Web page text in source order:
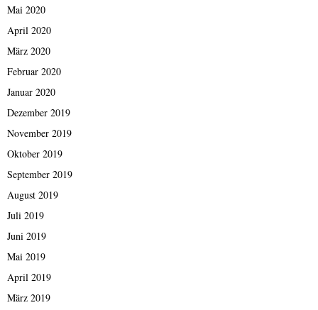
Mai 2020
April 2020
März 2020
Februar 2020
Januar 2020
Dezember 2019
November 2019
Oktober 2019
September 2019
August 2019
Juli 2019
Juni 2019
Mai 2019
April 2019
März 2019